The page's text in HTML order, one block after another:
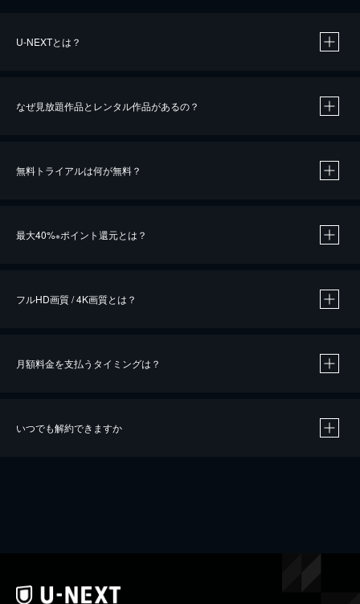
U-NEXTとは？
なぜ見放題作品とレンタル作品があるの？
無料トライアルは何が無料？
最大40%※ポイント還元とは？
※40％ポイント還元の対象は、クレジットカード決済による作品の購入 / レンタルです。
iOSアプリのUコイン決済による作品の購入 / レンタルは、20％のポイント還元です。
フルHD画質 / 4K画質とは？
月額料金を支払うタイミングは？
いつでも解約できますか